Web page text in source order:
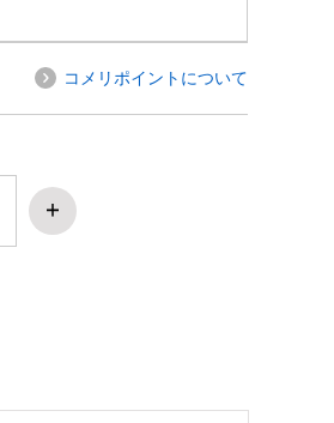
コメリポイントについて